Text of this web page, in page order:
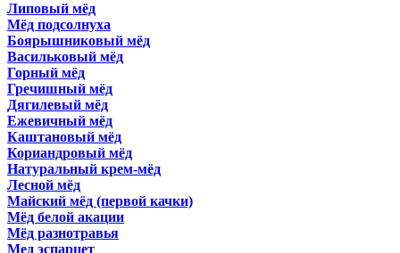
Липовый мёд
Мёд подсолнуха
Боярышниковый мёд
Васильковый мёд
Горный мёд
Гречишный мёд
Дягилевый мёд
Ежевичный мёд
Каштановый мёд
Кориандровый мёд
Натуральный крем-мёд
Лесной мёд
Майский мёд (первой качки)
Мёд белой акации
Мёд разнотравья
Мед эспарцет